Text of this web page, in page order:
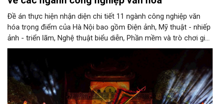
Đề án thực hiện nhận diện chi tiết 11 ngành công nghiệp văn
hóa trọng điểm của Hà Nội bao gồm Điện ảnh, Mỹ thuật - nhiếp
ảnh - triển lãm, Nghệ thuật biểu diễn, Phần mềm và trò chơi giải
trí, Quảng cáo, Thủ công mỹ nghệ, Du lịch văn hóa, Thiết kế
Ẩm thực mang nét đặc thù của Thủ đô.